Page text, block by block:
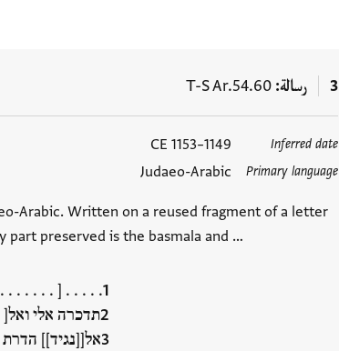
3 رسالة T-S Ar.54.60
Inferred date
1149–1153 CE
Primary language
Judaeo-Arabic
Arabic. Written on a reused fragment of a letter
part preserved is the basmala and …
. . . . . . . . . . . .
תדכרה אלי
אל[[נגיד]] הדרת
العلامات